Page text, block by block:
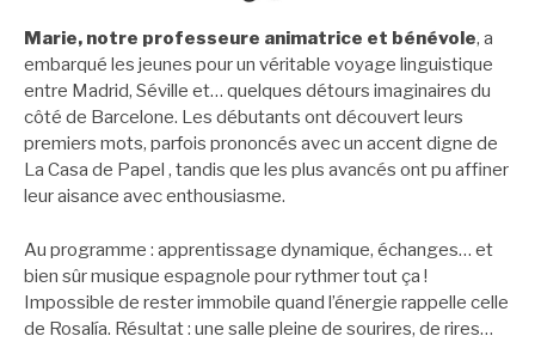
Marie, notre professeure animatrice et bénévole, a
embarqué les jeunes pour un véritable voyage linguistique
entre Madrid, Séville et… quelques détours imaginaires du
côté de Barcelone. Les débutants ont découvert leurs
premiers mots, parfois prononcés avec un accent digne de
La Casa de Papel , tandis que les plus avancés ont pu affiner
leur aisance avec enthousiasme.
Au programme : apprentissage dynamique, échanges… et
bien sûr musique espagnole pour rythmer tout ça !
Impossible de rester immobile quand l’énergie rappelle celle
de Rosalía. Résultat : une salle pleine de sourires, de rires…